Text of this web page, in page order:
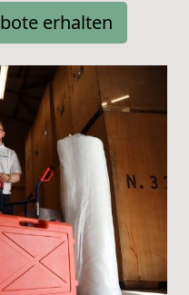
erhalten